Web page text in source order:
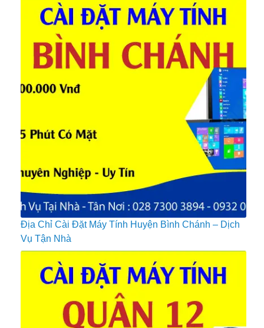
Địa Chỉ Cài Đặt Máy Tính Huyện Bình Chánh – Dịch
Vụ Tận Nhà